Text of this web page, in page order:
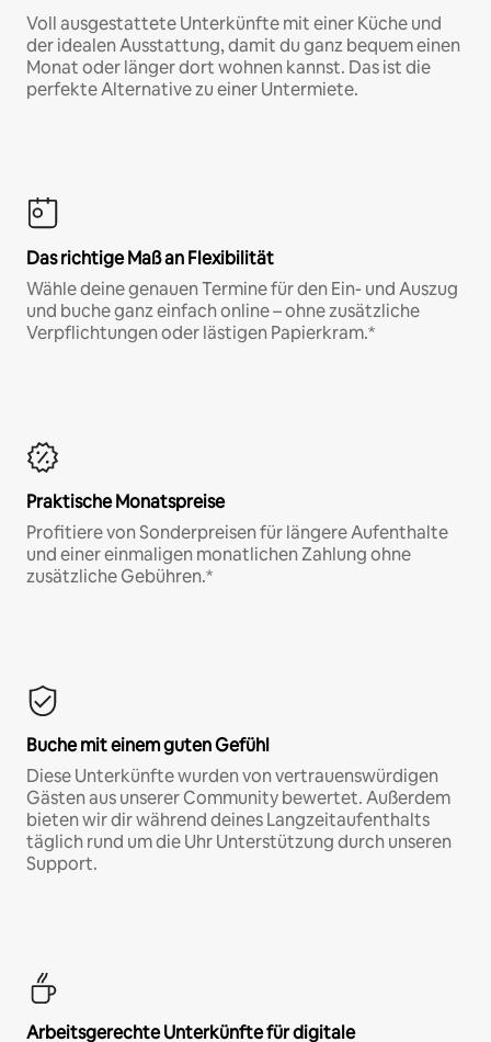
Voll ausgestattete Unterkünfte mit einer Küche und
der idealen Ausstattung, damit du ganz bequem einen
Monat oder länger dort wohnen kannst. Das ist die
perfekte Alternative zu einer Untermiete.
Das richtige Maß an Flexibilität
Wähle deine genauen Termine für den Ein- und Auszug
und buche ganz einfach online – ohne zusätzliche
Verpflichtungen oder lästigen Papierkram.*
Praktische Monatspreise
Profitiere von Sonderpreisen für längere Aufenthalte
und einer einmaligen monatlichen Zahlung ohne
zusätzliche Gebühren.*
Buche mit einem guten Gefühl
Diese Unterkünfte wurden von vertrauenswürdigen
Gästen aus unserer Community bewertet. Außerdem
bieten wir dir während deines Langzeitaufenthalts
täglich rund um die Uhr Unterstützung durch unseren
Support.
Arbeitsgerechte Unterkünfte für digitale